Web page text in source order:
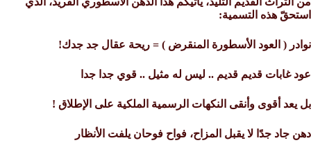
استحقّ هذه التسمية:
نوادر ( العود الأسطورة المنقرض ) = ريحة عقال جد جدك!
عود غابات قديم قديم .. ليس له مثيل .. قوي جدا جدا
بل يعد أقوى وأنقى النكهات الرسمية الملكية على الإطلاق !
دهن جاد جدًا لا يقبل المزاح، فواح فوحان يلفت الأنظار